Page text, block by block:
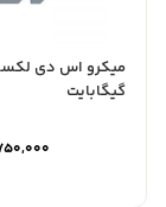
گیگابایت